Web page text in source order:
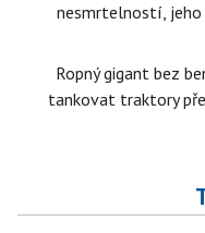
nesmrtelností,
Ropný gigant bez
tankovat traktory